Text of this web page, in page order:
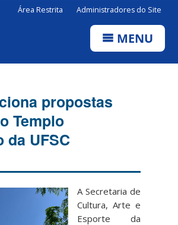
Área Restrita Administradores do Site
MENU
propostas
Templo
da UFSC
A Secretaria de
Cultura, Arte e
Esporte da